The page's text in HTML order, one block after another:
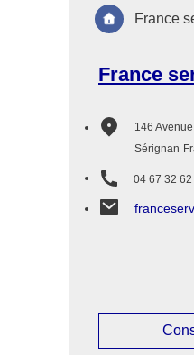
France
146
Sérignan
04 67 32
France